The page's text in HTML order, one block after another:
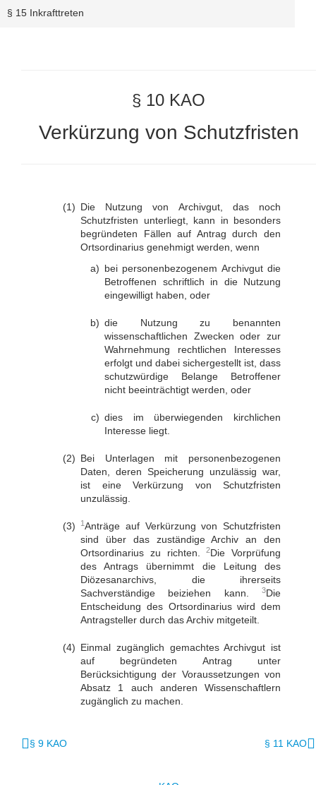
§ 15 Inkrafttreten
§ 10 KAO
Verkürzung von Schutzfristen
Die Nutzung von Archivgut, das noch
Schutzfristen unterliegt, kann in besonders
begründeten Fällen auf Antrag durch den
Ortsordinarius genehmigt werden, wenn
bei personenbezogenem Archivgut die
Betroffenen schriftlich in die Nutzung
eingewilligt haben, oder
die Nutzung zu benannten
wissenschaftlichen Zwecken oder zur
Wahrnehmung rechtlichen Interesses
erfolgt und dabei sichergestellt ist, dass
schutzwürdige Belange Betroffener
nicht beeinträchtigt werden, oder
dies im überwiegenden kirchlichen
Interesse liegt.
Bei Unterlagen mit personenbezogenen
Daten, deren Speicherung unzulässig war,
ist eine Verkürzung von Schutzfristen
unzulässig.
1Anträge auf Verkürzung von Schutzfristen
sind über das zuständige Archiv an den
Ortsordinarius zu richten.2Die Vorprüfung
des Antrags übernimmt die Leitung des
Diözesanarchivs, die ihrerseits
Sachverständige beiziehen kann.
3Die
Entscheidung des Ortsordinarius wird dem
Antragsteller durch das Archiv mitgeteilt.
Einmal zugänglich gemachtes Archivgut ist
auf begründeten Antrag unter
Berücksichtigung der Voraussetzungen von
Absatz 1 auch anderen Wissenschaftlern
zugänglich zu machen.
§ 9 KAO § 11 KAO